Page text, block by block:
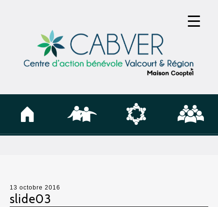
13 octobre 2016
slide03